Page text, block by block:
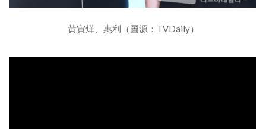
黃寅燁、惠利（圖源：TVDaily）